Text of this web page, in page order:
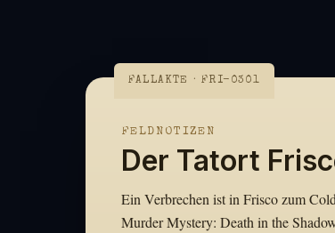
FALLAKTE · FRI-0301
FELDNOTIZEN
Der Tatort
Ein Verbrechen ist in Frisco zum
Murder Mystery: Death in the